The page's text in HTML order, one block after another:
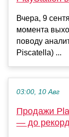
Вчера, 9
момента
поводу
Piscatella) ...
03:00, 10 Авг
Продажи
— до